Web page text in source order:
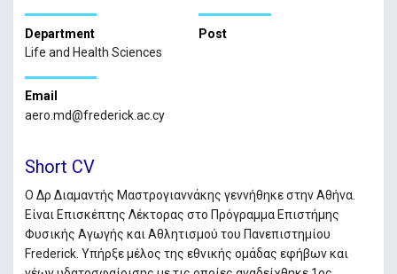
Department
Life and Health Sciences
Post
Email
aero.md@frederick.ac.cy
Short CV
Ο Δρ Διαμαντής Μαστρογιαννάκης γεννήθηκε στην Αθήνα.
Eίναι Επισκέπτης Λέκτορας στο Πρόγραμμα Επιστήμης
Φυσικής Αγωγής και Αθλητισμού του Πανεπιστημίου
Frederick. Υπήρξε μέλος της εθνικής ομάδας εφήβων και